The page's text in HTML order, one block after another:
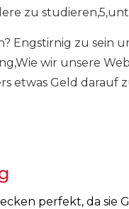
zu
Engstirnig zu sein
wir unsere
etwas Geld darauf
perfekt, da sie